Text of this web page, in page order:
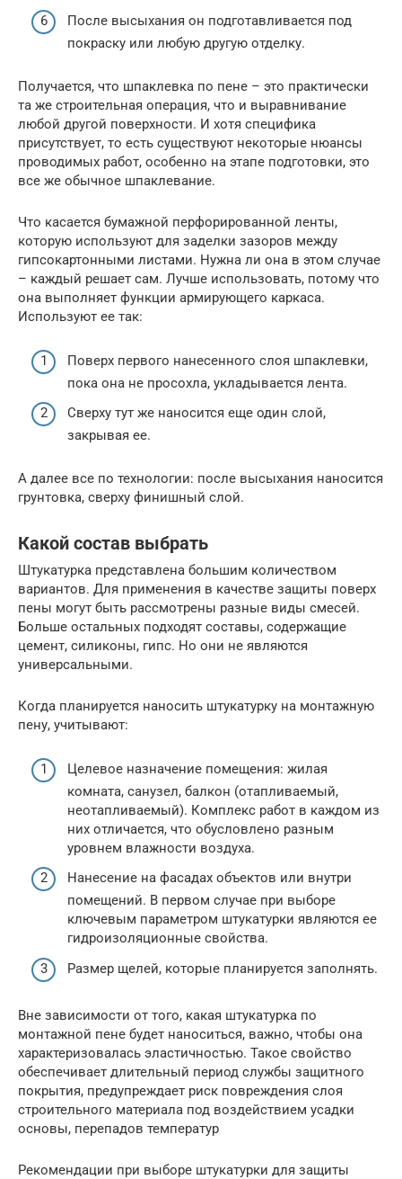
После высыхания он подготавливается под
покраску или любую другую отделку.
Получается, что шпаклевка по пене – это практически
та же строительная операция, что и выравнивание
любой другой поверхности. И хотя специфика
присутствует, то есть существуют некоторые нюансы
проводимых работ, особенно на этапе подготовки, это
все же обычное шпаклевание.
Что касается бумажной перфорированной ленты,
которую используют для заделки зазоров между
гипсокартонными листами. Нужна ли она в этом случае
– каждый решает сам. Лучше использовать, потому что
она выполняет функции армирующего каркаса.
Используют ее так:
Поверх первого нанесенного слоя шпаклевки,
пока она не просохла, укладывается лента.
Сверху тут же наносится еще один слой,
закрывая ее.
А далее все по технологии: после высыхания наносится
грунтовка, сверху финишный слой.
Какой состав выбрать
Штукатурка представлена большим количеством
вариантов. Для применения в качестве защиты поверх
пены могут быть рассмотрены разные виды смесей.
Больше остальных подходят составы, содержащие
цемент, силиконы, гипс. Но они не являются
универсальными.
Когда планируется наносить штукатурку на монтажную
пену, учитывают:
Целевое назначение помещения: жилая
комната, санузел, балкон (отапливаемый,
неотапливаемый). Комплекс работ в каждом из
них отличается, что обусловлено разным
уровнем влажности воздуха.
Нанесение на фасадах объектов или внутри
помещений. В первом случае при выборе
ключевым параметром штукатурки являются ее
гидроизоляционные свойства.
Размер щелей, которые планируется заполнять.
Вне зависимости от того, какая штукатурка по
монтажной пене будет наноситься, важно, чтобы она
характеризовалась эластичностью. Такое свойство
обеспечивает длительный период службы защитного
покрытия, предупреждает риск повреждения слоя
строительного материала под воздействием усадки
основы, перепадов температур
Рекомендации при выборе штукатурки для защиты